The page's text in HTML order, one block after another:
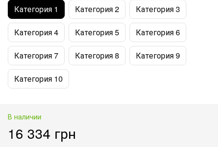
Категория 1 Категория 2 Категория 3
Категория 4 Категория 5 Категория 6
Категория 7 Категория 8 Категория 9
Категория 10
В наличии
16 334 грн